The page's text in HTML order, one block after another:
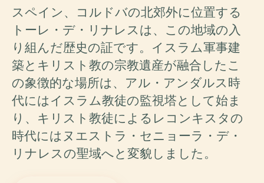
スペイン、コルドバの北郊外に位置する
トーレ・デ・リナレスは、この地域の入
り組んだ歴史の証です。イスラム軍事建
築とキリスト教の宗教遺産が融合したこ
の象徴的な場所は、アル・アンダルス時
代にはイスラム教徒の監視塔として始ま
り、キリスト教徒によるレコンキスタの
時代にはヌエストラ・セニョーラ・デ・
リナレスの聖域へと変貌しました。